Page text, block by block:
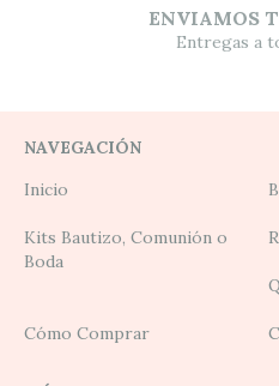
ENVIAMOS
Entregas a
NAVEGACIÓN
Inicio
Kits Bautizo, Comunión o
Boda
Cómo Comprar